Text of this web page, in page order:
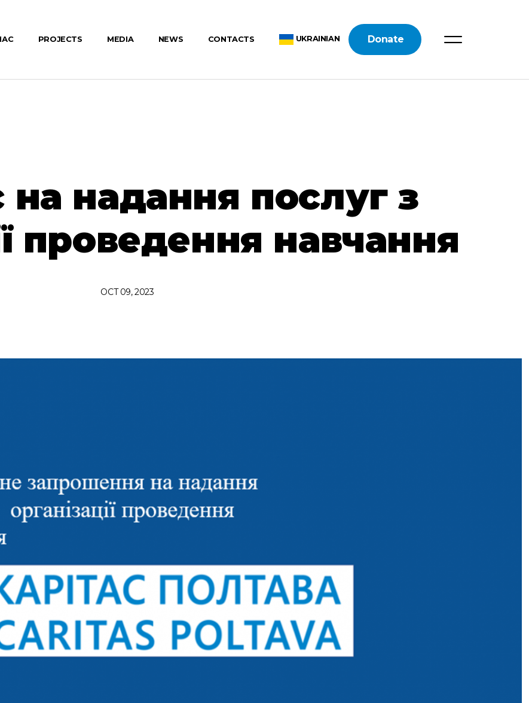
PROJECTS MEDIA NEWS CONTACTS UKRAINIAN Donate
надання послуг з
проведення навчання
OCT 09, 2023